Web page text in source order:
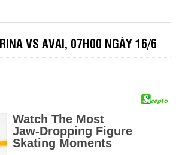
VS AVAI, 07H00 NGÀY 16/6